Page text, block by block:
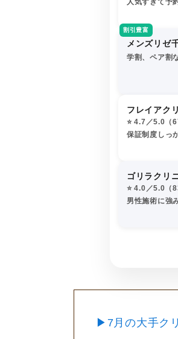
割引豊富
メンズリゼ
学割、ペア割
フレイアク
⭐️ 4.7／5.0（
保証制度しっ
ゴリラクリ
⭐️ 4.0／5.0（
男性施術に強
▶7月の大手ク